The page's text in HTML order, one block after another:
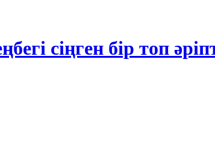
сіңген бір топ